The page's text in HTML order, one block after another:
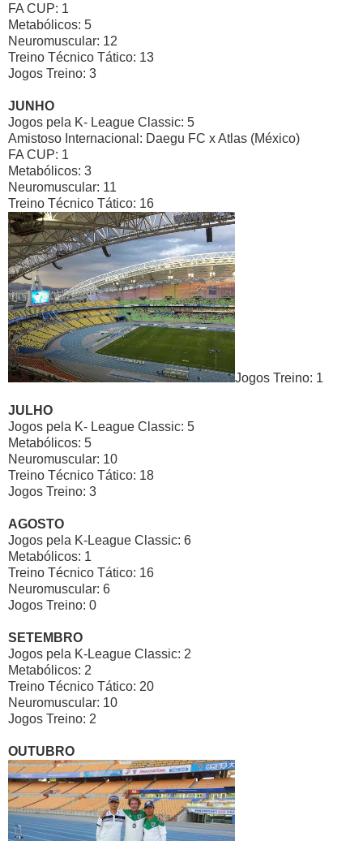
FA CUP: 1
Metabólicos: 5
Neuromuscular: 12
Treino Técnico Tático: 13
Jogos Treino: 3
JUNHO
Jogos pela K- League Classic: 5
Amistoso Internacional: Daegu FC x Atlas (México)
FA CUP: 1
Metabólicos: 3
Neuromuscular: 11
Treino Técnico Tático: 16
Jogos Treino: 1
JULHO
Jogos pela K- League Classic: 5
Metabólicos: 5
Neuromuscular: 10
Treino Técnico Tático: 18
Jogos Treino: 3
AGOSTO
Jogos pela K-League Classic: 6
Metabólicos: 1
Treino Técnico Tático: 16
Neuromuscular: 6
Jogos Treino: 0
SETEMBRO
Jogos pela K-League Classic: 2
Metabólicos: 2
Treino Técnico Tático: 20
Neuromuscular: 10
Jogos Treino: 2
OUTUBRO